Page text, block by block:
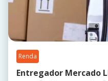
Renda
Entregador Mercado